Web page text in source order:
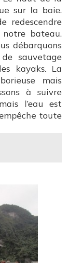
sur la baie.
redescendre
bateau.
débarquons
sauvetage
kayaks. La
mais
à suivre
l’eau est
toute